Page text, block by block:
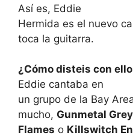
Así es, Eddie
Hermida es el nuevo
toca la guitarra.
¿Cómo disteis con
Eddie cantaba en
un grupo de la Bay
mucho, Gunmetal Grey
Flames o Killswitch